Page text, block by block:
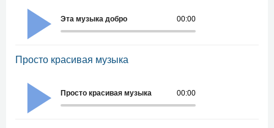
00:00
Эта музыка добро
Просто красивая музыка
00:00
Просто красивая музыка